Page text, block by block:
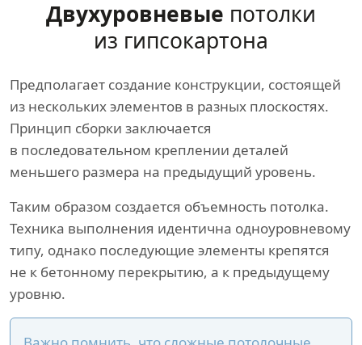
Двухуровневые потолки
из гипсокартона
Предполагает создание конструкции, состоящей
из нескольких элементов в разных плоскостях.
Принцип сборки заключается
в последовательном креплении деталей
меньшего размера на предыдущий уровень.
Таким образом создается объемность потолка.
Техника выполнения идентична одноуровневому
типу, однако последующие элементы крепятся
не к бетонному перекрытию, а к предыдущему
уровню.